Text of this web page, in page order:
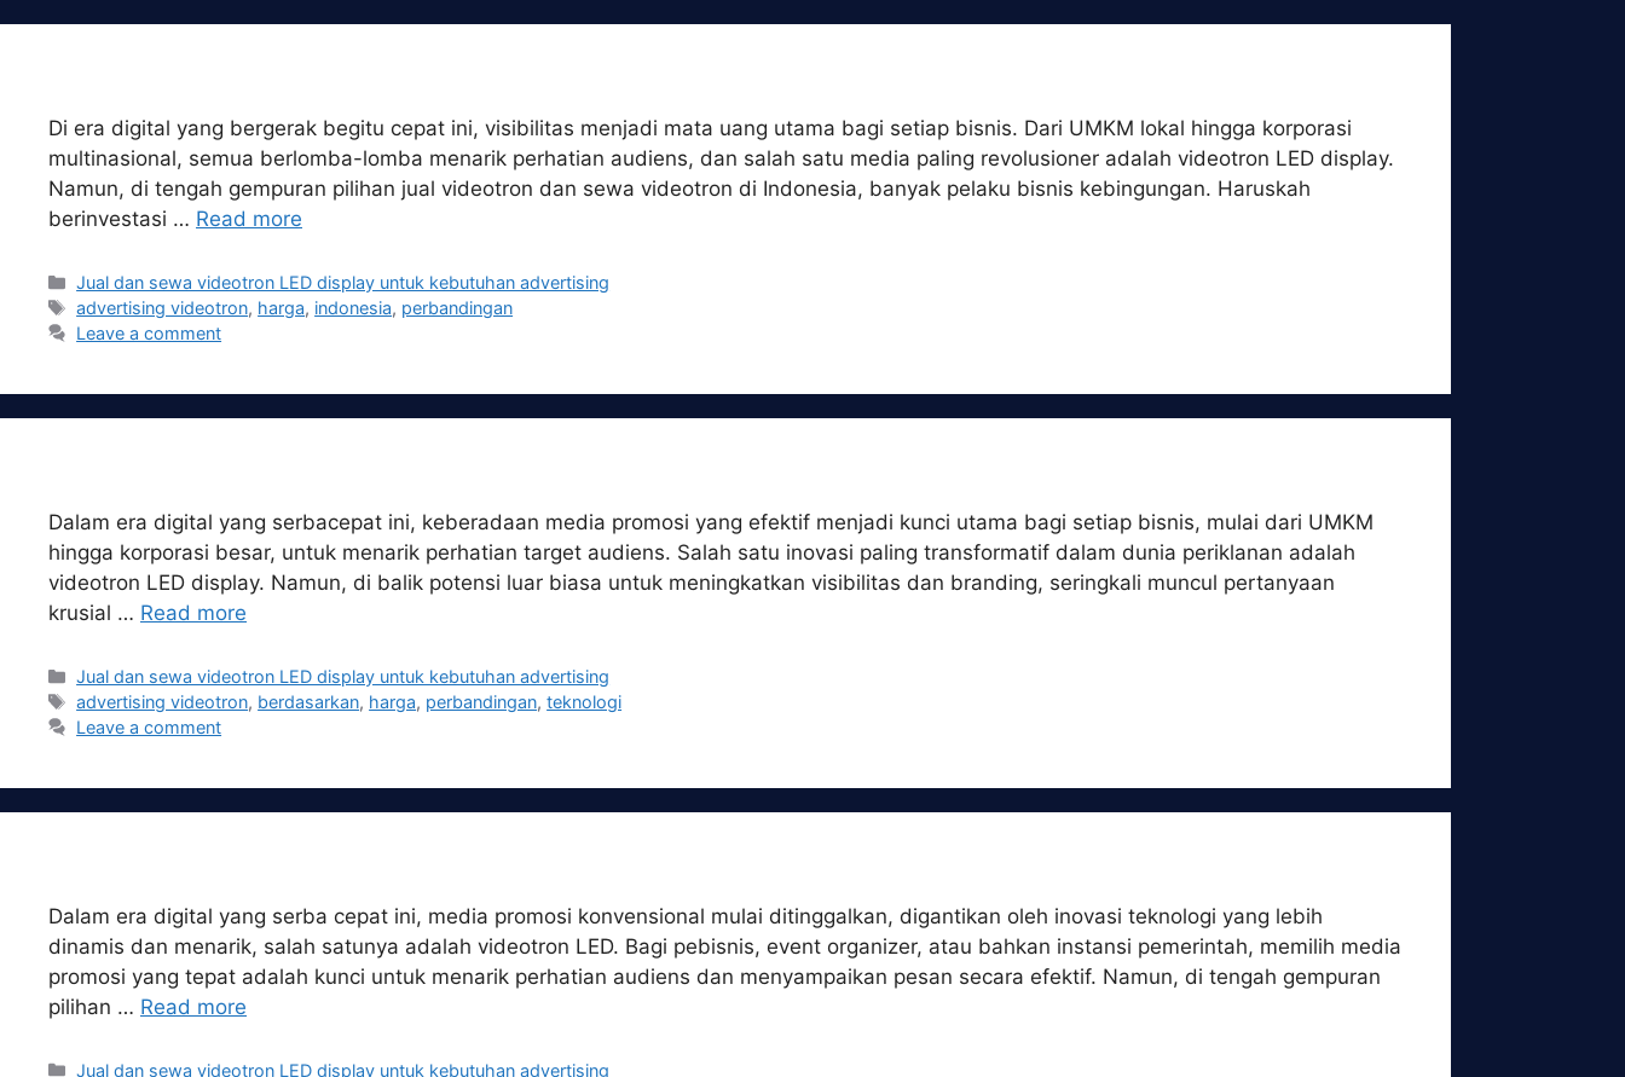
Di era digital yang bergerak begitu cepat ini, visibilitas menjadi mata uang utama bagi setiap bisnis. Dari UMKM lokal hingga korporasi
multinasional, semua berlomba-lomba menarik perhatian audiens, dan salah satu media paling revolusioner adalah videotron LED display.
Namun, di tengah gempuran pilihan jual videotron dan sewa videotron di Indonesia, banyak pelaku bisnis kebingungan. Haruskah
berinvestasi … Read more
Categories
Jual dan sewa videotron LED display untuk kebutuhan advertising
Tags
advertising videotron, harga, indonesia, perbandingan
Leave a comment
Dalam era digital yang serbacepat ini, keberadaan media promosi yang efektif menjadi kunci utama bagi setiap bisnis, mulai dari UMKM
hingga korporasi besar, untuk menarik perhatian target audiens. Salah satu inovasi paling transformatif dalam dunia periklanan adalah
videotron LED display. Namun, di balik potensi luar biasa untuk meningkatkan visibilitas dan branding, seringkali muncul pertanyaan
krusial … Read more
Categories
Jual dan sewa videotron LED display untuk kebutuhan advertising
Tags
advertising videotron, berdasarkan, harga, perbandingan,teknologi
Leave a comment
Dalam era digital yang serba cepat ini, media promosi konvensional mulai ditinggalkan, digantikan oleh inovasi teknologi yang lebih
dinamis dan menarik, salah satunya adalah videotron LED. Bagi pebisnis, event organizer, atau bahkan instansi pemerintah, memilih media
promosi yang tepat adalah kunci untuk menarik perhatian audiens dan menyampaikan pesan secara efektif. Namun, di tengah gempuran
pilihan … Read more
Categories
Jual dan sewa videotron LED display untuk kebutuhan advertising